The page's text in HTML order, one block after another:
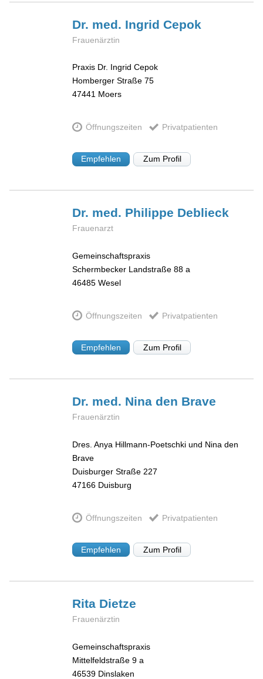
Dr. med. IngridCepok
Frauenärztin
Praxis Dr. Ingrid Cepok
Homberger Straße 75
47441 Moers
Öffnungszeiten Privatpatienten
Empfehlen Zum Profil
Dr. med. Philippe Deblieck
Frauenarzt
Gemeinschaftspraxis
Schermbecker Landstraße 88 a
46485 Wesel
Öffnungszeiten Privatpatienten
Empfehlen Zum Profil
Dr. med. Ninaden Brave
Frauenärztin
Dres. Anya Hillmann-Poetschki und Nina den
Brave
Duisburger Straße 227
47166 Duisburg
Öffnungszeiten Privatpatienten
Empfehlen Zum Profil
Rita Dietze
Frauenärztin
Gemeinschaftspraxis
Mittelfeldstraße 9 a
46539 Dinslaken